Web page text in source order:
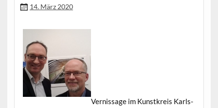
14. März 2020
Vernissage im Kun­stkreis Karls­